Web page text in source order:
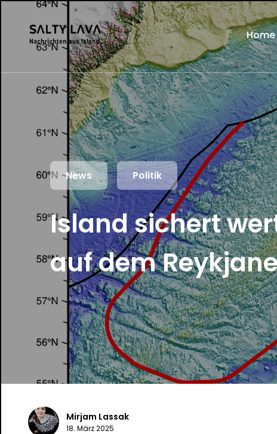
Home
News Politik
Island sichert
auf dem
Mirjam Lassak
18. März 2025